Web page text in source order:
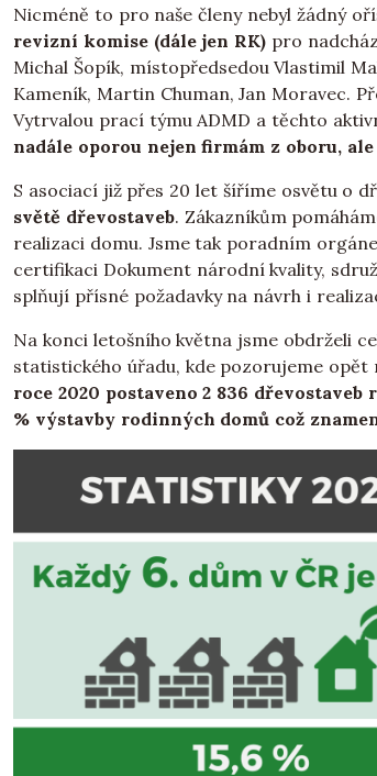
Nicméně to pro naše členy nebyl žádný
revizní komise (dále jen RK) pro
Michal Šopík, místopředsedou Vlastimil
Kameník, Martin Chuman, Jan Moravec.
Vytrvalou prací týmu ADMD a těchto
nadále oporou nejen firmám z oboru,
S asociací již přes 20 let šíříme osvětu o
světě dřevostaveb. Zákazníkům
realizaci domu. Jsme tak poradním
certifikaci Dokument národní kvality,
splňují přísné požadavky na návrh i
Na konci letošního května jsme obdrželi
statistického úřadu, kde pozorujeme
roce 2020 postaveno 2 836 dřevostaveb
% výstavby rodinných domů což